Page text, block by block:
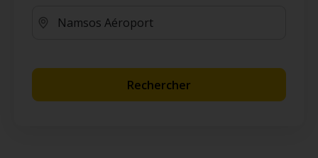
Rechercher